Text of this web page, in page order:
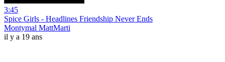
3:45
Spice Girls - Headlines Friendship Never Ends
Montymal MattMarti
il y a 19 ans